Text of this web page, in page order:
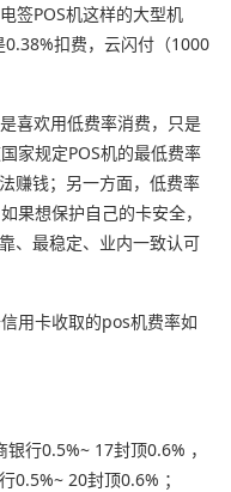
签POS机这样的大型机
扣费，云闪付（1000
喜欢用低费率消费，只是
家规定POS机的最低费率
赚钱；另一方面，低费率
果想保护自己的卡安全，
、最稳定、业内一致认可
用卡收取的pos机费率如
行0.5%~ 17封顶0.6% ，
0.5%~ 20封顶0.6% ；